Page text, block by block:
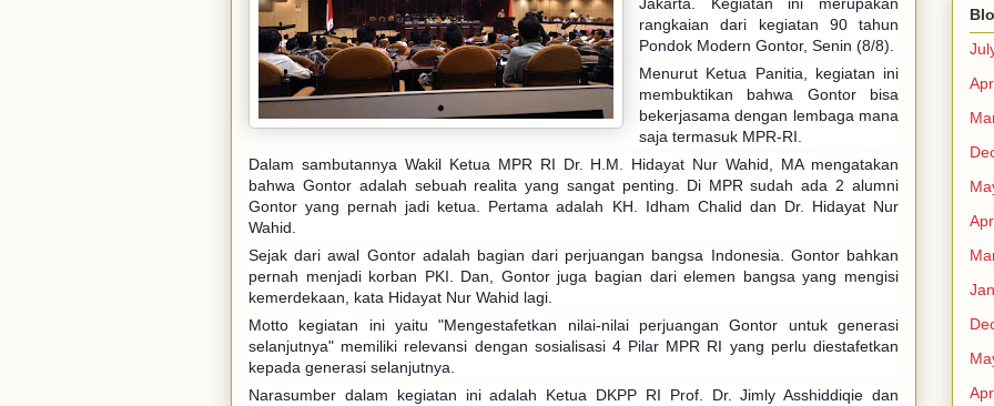
rangkaian dari kegiatan 90 tahun
Pondok Modern Gontor, Senin (8/8).
Menurut Ketua Panitia, kegiatan ini
membuktikan bahwa Gontor bisa
bekerjasama dengan lembaga mana
saja termasuk MPR-RI.
Dalam sambutannya Wakil Ketua MPR RI Dr. H.M. Hidayat Nur Wahid, MA mengatakan
bahwa Gontor adalah sebuah realita yang sangat penting. Di MPR sudah ada 2 alumni
Gontor yang pernah jadi ketua. Pertama adalah KH. Idham Chalid dan Dr. Hidayat Nur
Wahid.
Sejak dari awal Gontor adalah bagian dari perjuangan bangsa Indonesia. Gontor bahkan
pernah menjadi korban PKI. Dan, Gontor juga bagian dari elemen bangsa yang mengisi
kemerdekaan, kata Hidayat Nur Wahid lagi.
Motto kegiatan ini yaitu "Mengestafetkan nilai-nilai perjuangan Gontor untuk generasi
selanjutnya" memiliki relevansi dengan sosialisasi 4 Pilar MPR RI yang perlu diestafetkan
kepada generasi selanjutnya.
Narasumber dalam kegiatan ini adalah Ketua DKPP RI Prof. Dr. Jimly Asshiddiqie dan